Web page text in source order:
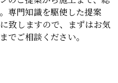
専門知識を駆使した提案
致しますので、まずはお気
までご相談ください。